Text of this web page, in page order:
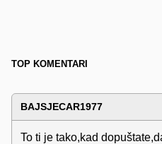
TOP KOMENTARI
BAJSJECAR1977
To ti je tako,kad